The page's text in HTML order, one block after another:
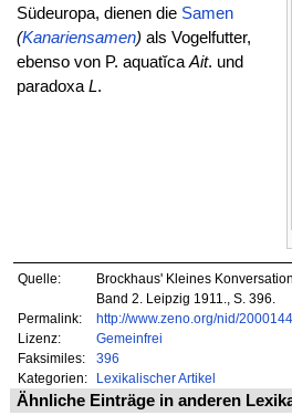
Südeuropa, dienen die Samen
(Kanariensamen) als Vogelfutter,
ebenso von P. aquatĭcaAit. und
paradoxaL.
Quelle:
Brockhaus' Kleines
Band 2. Leipzig 1911., S. 396.
Permalink:
http://www.zeno.org/nid/
Lizenz:
Gemeinfrei
Faksimiles:
396
Kategorien:
Lexikalischer Artikel
Ähnliche Einträge in anderen